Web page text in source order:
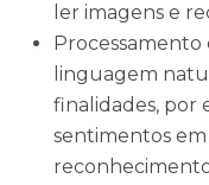
ler imagens e
linguagem
finalidades, por
sentimentos em